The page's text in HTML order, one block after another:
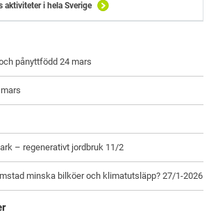
aktiviteter i hela Sverige
pånyttfödd 24 mars
– regenerativt jordbruk 11/2
minska bilköer och klimatutsläpp? 27/1-2026